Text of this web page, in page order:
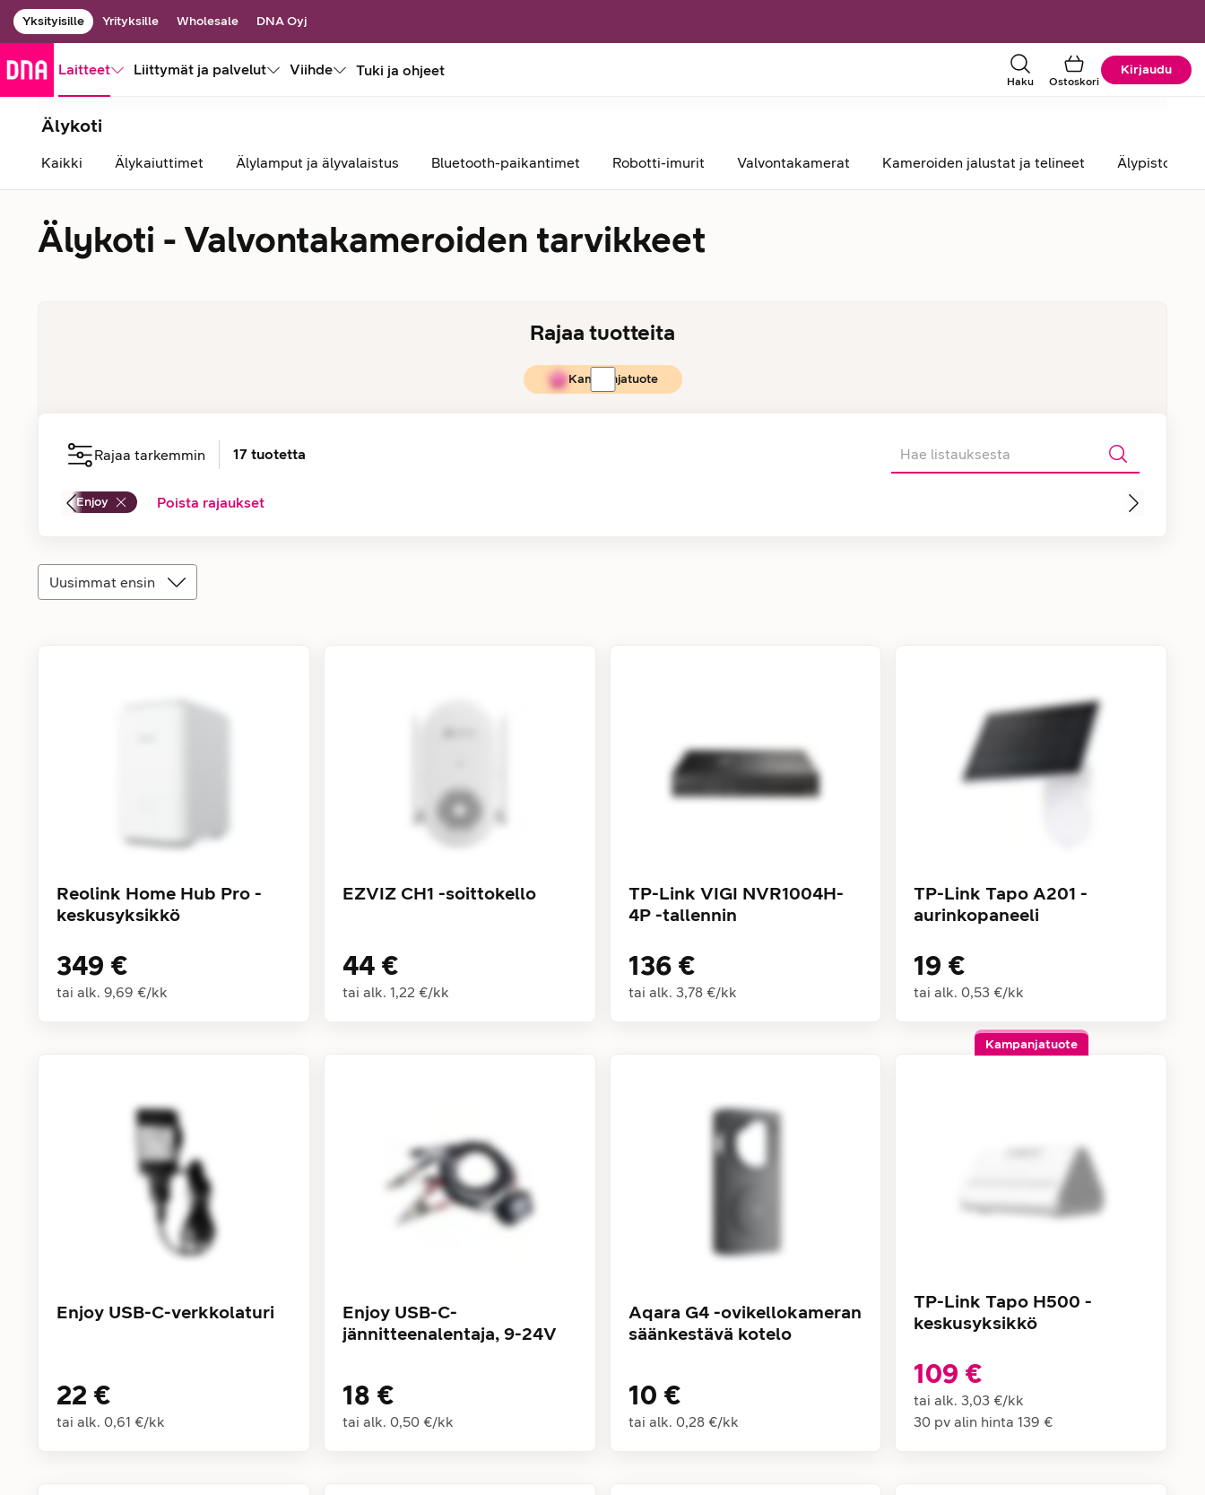
Yksityisille Yrityksille Wholesale DNA Oyj
Laitteet Liittymät ja palvelut Viihde Tuki ja ohjeet
Haku Ostoskori
Kirjaudu
Älykoti
Kaikki Älykaiuttimet Älylamput ja älyvalaistus Bluetooth-paikantimet Robotti-imurit Valvontakamerat Kameroiden jalustat ja telineet
Älykoti - Valvontakameroiden tarvikkeet
Rajaa tuotteita
Kampanjatuote
Rajaa tarkemmin 17 tuotetta
Enjoy Poista rajaukset
Uusimmat ensin
Reolink Home Hub Pro -
keskusyksikkö
349 €
tai alk. 9,69 €/kk
EZVIZ CH1 -soittokello
44 €
tai alk. 1,22 €/kk
TP-Link VIGI NVR1004H-
4P -tallennin
136 €
tai alk. 3,78 €/kk
TP-Link Tapo A201 -
aurinkopaneeli
19 €
tai alk. 0,53 €/kk
Enjoy USB-C-verkkolaturi
22 €
tai alk. 0,61 €/kk
Enjoy USB-C-
jännitteenalentaja, 9-24V
18 €
tai alk. 0,50 €/kk
Aqara G4 -ovikellokameran
säänkestävä kotelo
10 €
tai alk. 0,28 €/kk
Kampanjatuote
TP-Link Tapo H500 -
keskusyksikkö
109 €
tai alk. 3,03 €/kk
30 pv alin hinta 139 €